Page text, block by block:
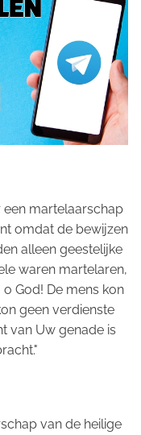
een martelaarschap
omdat de bewijzen
alleen geestelijke
waren martelaren,
God! De mens kon
geen verdienste
van Uw genade is
van de heilige